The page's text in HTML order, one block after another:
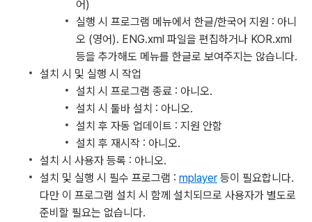
어)
실행 시 프로그램 메뉴에서 한글/한국어 지원 : 아니
오 (영어). ENG.xml 파일을 편집하거나 KOR.xml
등을 추가해도 메뉴를 한글로 보여주지는 않습니다.
설치 시 및 실행 시 작업
설치 시 프로그램 종료 : 아니오.
설치 시 툴바 설치 : 아니오.
설치 후 자동 업데이트 : 지원 안함
설치 후 재시작 : 아니오.
설치 시 사용자 등록 : 아니오.
설치 및 실행 시 필수 프로그램 : mplayer 등이 필요합니다.
다만 이 프로그램 설치 시 함께 설치되므로 사용자가 별도로
준비할 필요는 없습니다.